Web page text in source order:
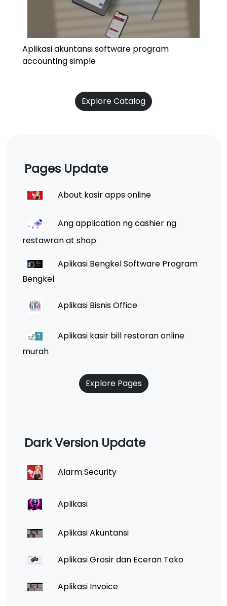
Aplikasi akuntansi software program
accounting simple
Explore Catalog
Pages Update
About kasir apps online
Ang application ng cashier ng
restawran at shop
Aplikasi Bengkel Software Program
Bengkel
Aplikasi Bisnis Office
Aplikasi kasir bill restoran online
murah
Explore Pages
Dark Version Update
Alarm Security
Aplikasi
Aplikasi Akuntansi
Aplikasi Grosir dan Eceran Toko
Aplikasi Invoice